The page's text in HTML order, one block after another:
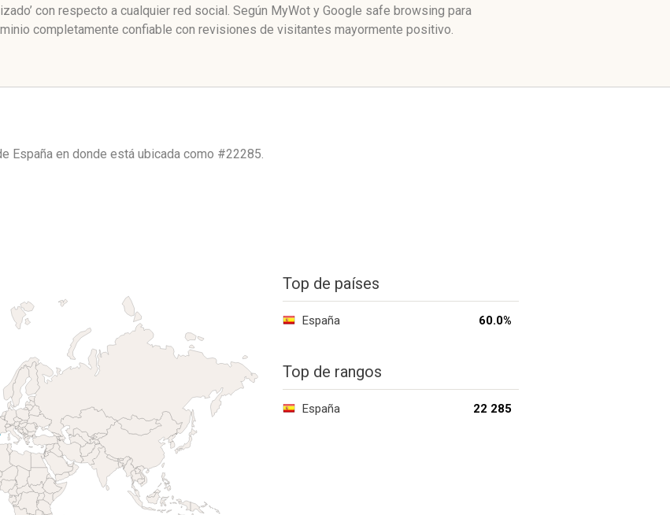
con respecto a cualquier red social. Según MyWot y Google safe browsing para
completamente confiable con revisiones de visitantes mayormente positivo.
España en donde está ubicada como #22285.
Top de países
España 60.0%
Top de rangos
España 22 285